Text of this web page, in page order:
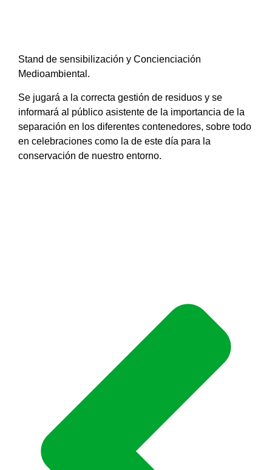
Stand de sensibilización y Concienciación
Medioambiental.
Se jugará a la correcta gestión de residuos y se
informará al público asistente de la importancia de la
separación en los diferentes contenedores, sobre todo
en celebraciones como la de este día para la
conservación de nuestro entorno.